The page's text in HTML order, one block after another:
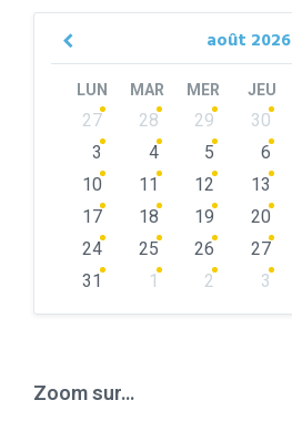
août 2026
Previous
LUN MAR MER JEU
Skip
calendar
27 28 29 30
3
4 5 6
10
11 12 13
17
18 19 20
24
25 26 27
31
1 2 3
Zoom sur…